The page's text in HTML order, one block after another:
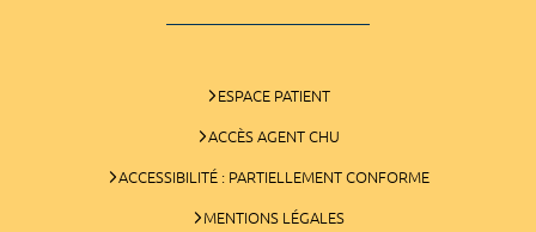
ESPACE PATIENT
ACCÈS AGENT CHU
ACCESSIBILITÉ : PARTIELLEMENT CONFORME
MENTIONS LÉGALES